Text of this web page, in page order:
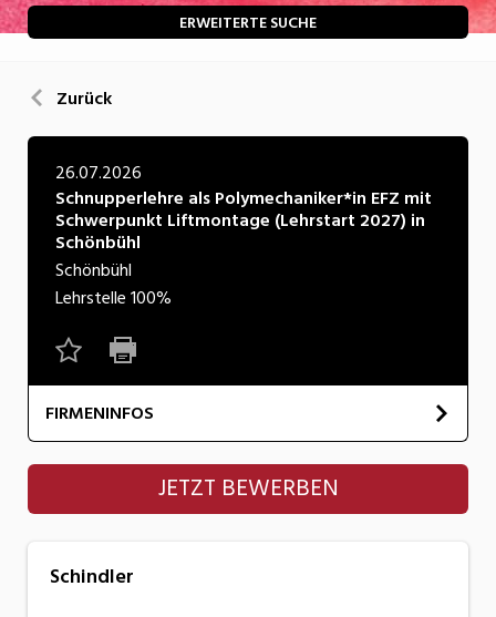
Handwerk/Technik
Kultur
Natur
Verkehr/Logistik
Wirtschaft/Verwaltung
ERWEITERTE SUCHE
Zurück
26.07.2026
Schnupperlehre als Polymechaniker*in EFZ mit
Schwerpunkt Liftmontage (Lehrstart 2027) in
Schönbühl
Schönbühl
Lehrstelle100%
FIRMENINFOS
Schindler
JETZT BEWERBEN
Schindler